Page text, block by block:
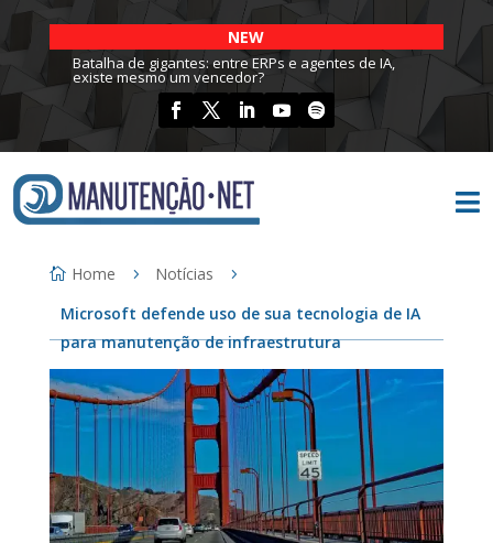
NEW
Batalha de gigantes: entre ERPs e agentes de IA,
existe mesmo um vencedor?

Home
Notícias
Microsoft defende uso de sua tecnologia de IA
para manutenção de infraestrutura